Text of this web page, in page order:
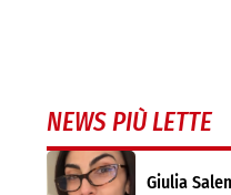
NEWS PIÙ LETTE
Giulia